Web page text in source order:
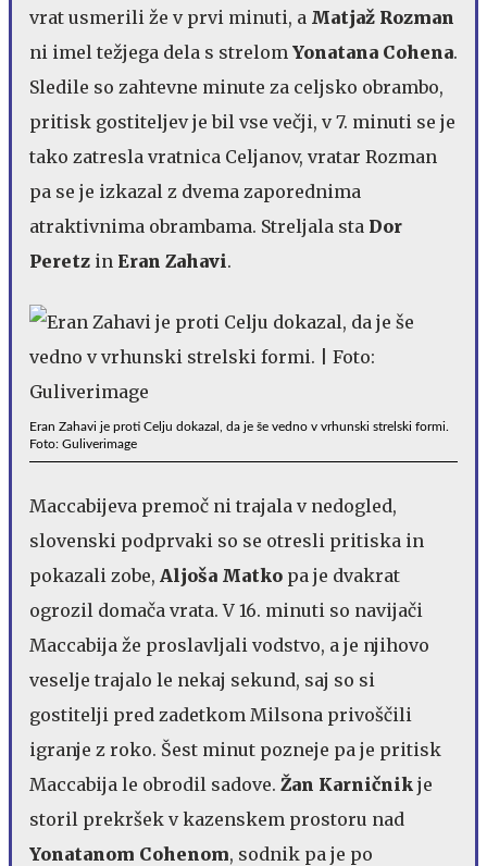
vrat usmerili že v prvi minuti, a Matjaž Rozman
ni imel težjega dela s strelom Yonatana Cohena.
Sledile so zahtevne minute za celjsko obrambo,
pritisk gostiteljev je bil vse večji, v 7. minuti se je
tako zatresla vratnica Celjanov, vratar Rozman
pa se je izkazal z dvema zaporednima
atraktivnima obrambama. Streljala sta Dor
Peretz in Eran Zahavi.
Eran Zahavi je proti Celju dokazal, da je še vedno v vrhunski strelski formi.
Foto: Guliverimage
Maccabijeva premoč ni trajala v nedogled,
slovenski podprvaki so se otresli pritiska in
pokazali zobe, Aljoša Matko pa je dvakrat
ogrozil domača vrata. V 16. minuti so navijači
Maccabija že proslavljali vodstvo, a je njihovo
veselje trajalo le nekaj sekund, saj so si
gostitelji pred zadetkom Milsona privoščili
igranje z roko. Šest minut pozneje pa je pritisk
Maccabija le obrodil sadove. Žan Karničnik je
storil prekršek v kazenskem prostoru nad
Yonatanom Cohenom, sodnik pa je po